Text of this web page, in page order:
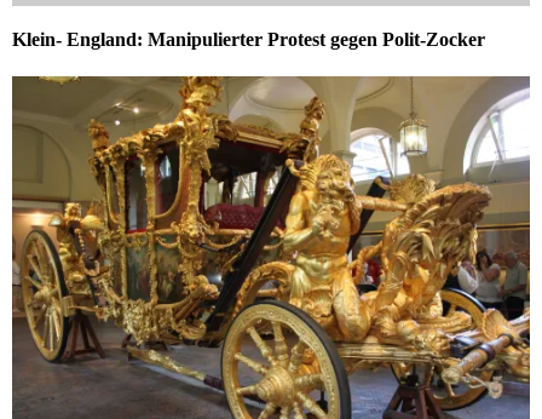
Klein- England: Manipulierter Protest gegen Polit-Zocker